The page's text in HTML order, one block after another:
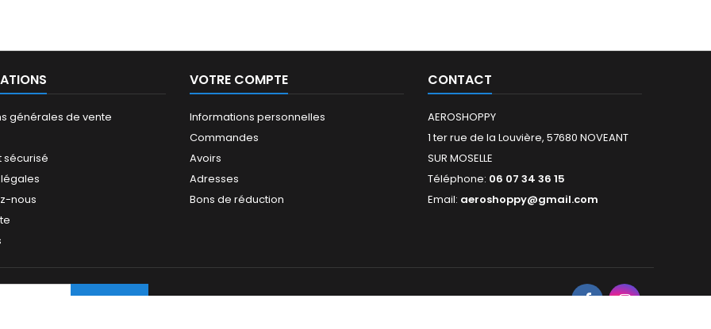
générales de vente
sécurisé
nous
VOTRE COMPTE
Informations personnelles
Commandes
Avoirs
Adresses
Bons de réduction
CONTACT
AEROSHOPPY
1 ter rue de la Louvière, 57680 NOVEANT
SUR MOSELLE
Téléphone: 06 07 34 36 15
Email: aeroshoppy@gmail.com
NOUS SUIVRE